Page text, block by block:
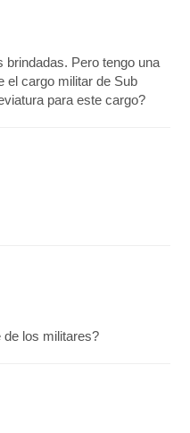
brindadas. Pero tengo una
el cargo militar de Sub
para este cargo?
de los militares?